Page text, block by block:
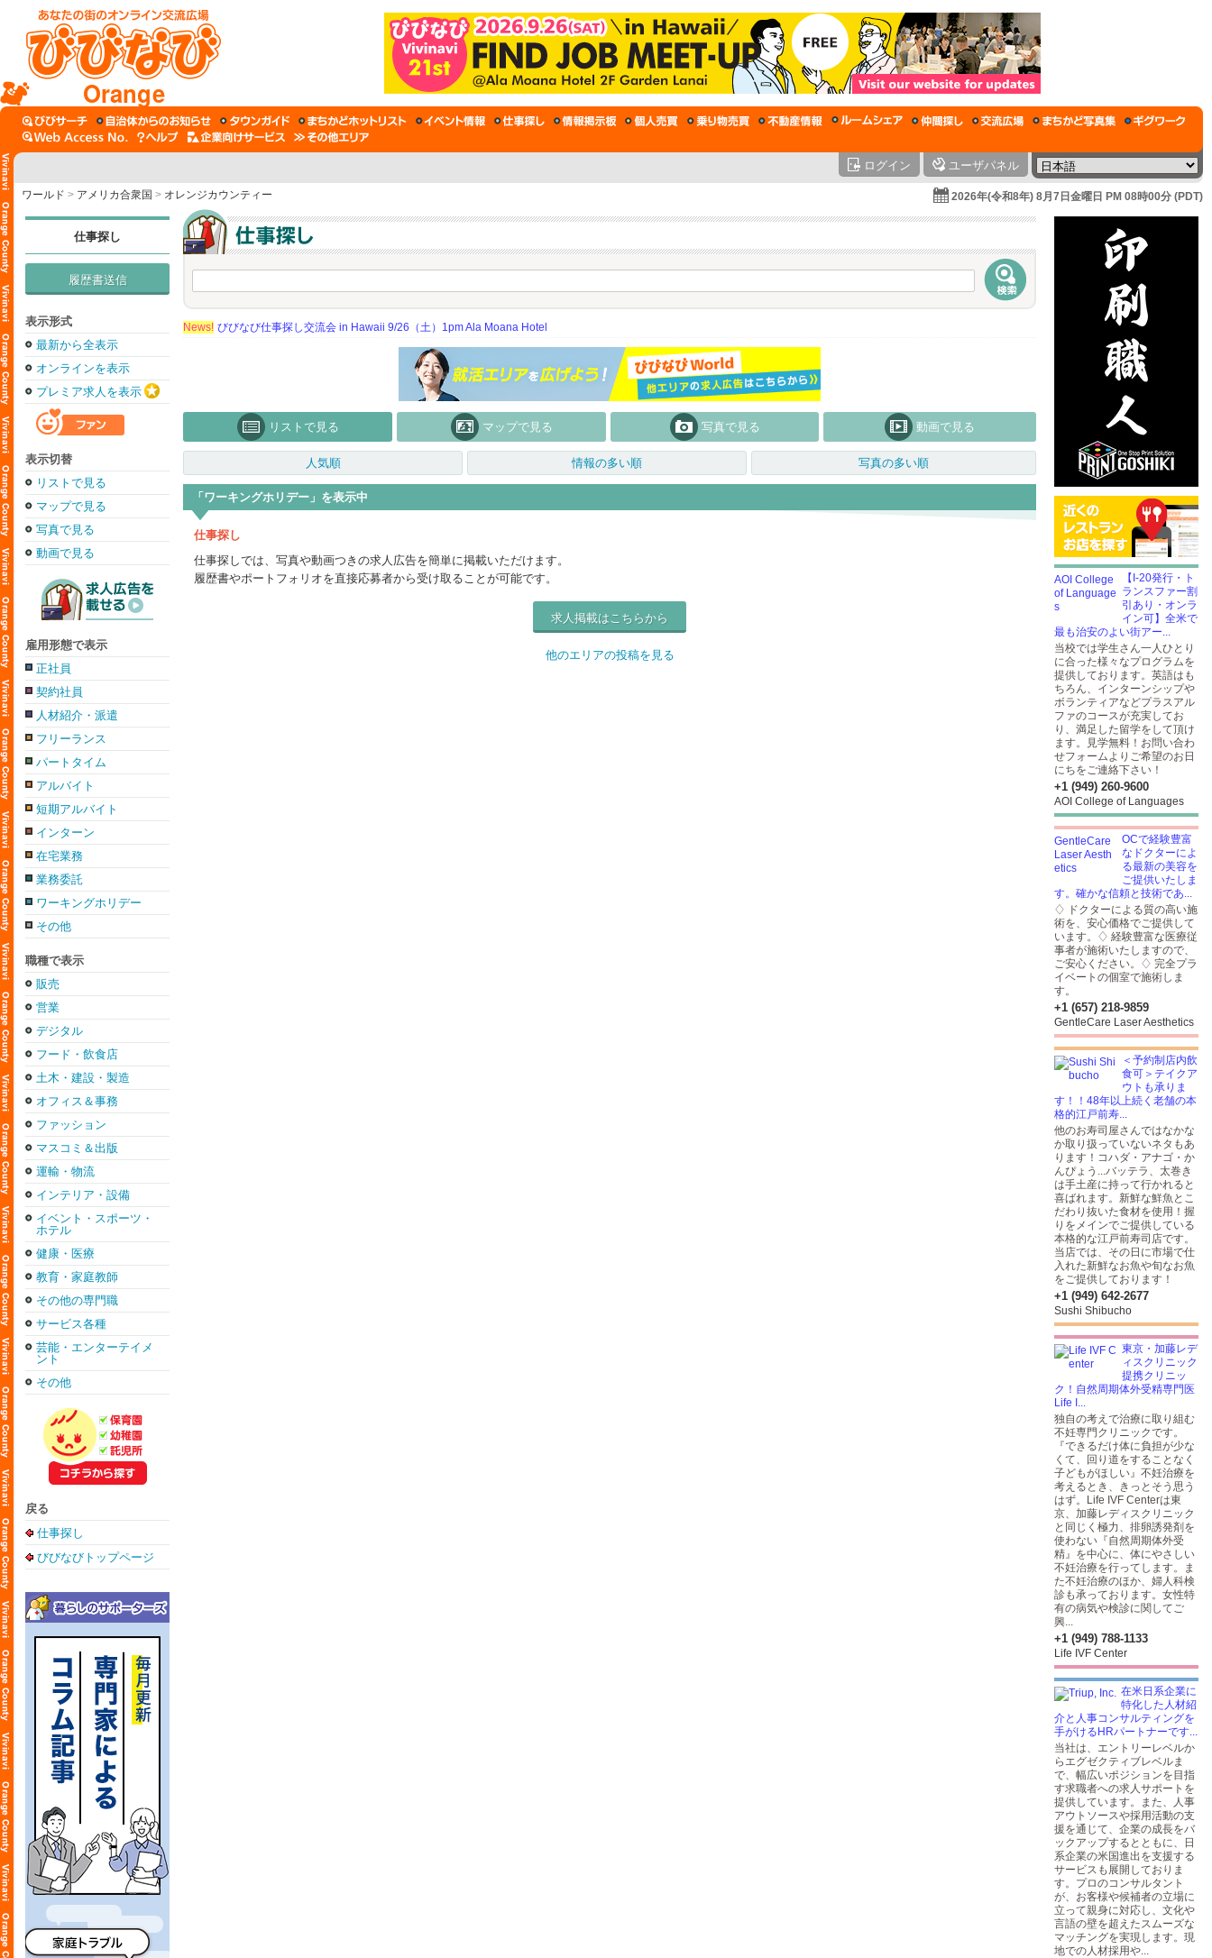
Orange
ログイン ユーザパネル
ワールド > アメリカ合衆国 > オレンジカウンティー 2026年(令和8年) 8月7日金曜日 PM 08時00分 (PDT)
仕事探し
履歴書送信
表示形式
最新から全表示
オンラインを表示
プレミア求人を表示
表示切替
リストで見る
マップで見る
写真で見る
動画で見る
雇用形態で表示
正社員
契約社員
人材紹介・派遣
フリーランス
パートタイム
アルバイト
短期アルバイト
インターン
在宅業務
業務委託
ワーキングホリデー
その他
職種で表示
販売
営業
デジタル
フード・飲食店
土木・建設・製造
オフィス＆事務
ファッション
マスコミ＆出版
運輸・物流
インテリア・設備
イベント・スポーツ・
ホテル
健康・医療
教育・家庭教師
その他の専門職
サービス各種
芸能・エンターテイメ
ント
その他
戻る
仕事探し
びびなびトップページ
News! びびなび仕事探し交流会 in Hawaii 9/26（土）1pm Ala Moana Hotel
リストで見る マップで見る 写真で見る 動画で見る
人気順 情報の多い順 写真の多い順
「ワーキングホリデー」を表示中
仕事探し
仕事探しでは、写真や動画つきの求人広告を簡単に掲載いただけます。
履歴書やポートフォリオを直接応募者から受け取ることが可能です。
求人掲載はこちらから
他のエリアの投稿を見る
【I-20発行・ト
ランスファー割
引あり・オンラ
イン可】全米で
最も治安のよい街アー...
当校では学生さん一人ひとり
に合った様々なプログラムを
提供しております。英語はも
ちろん、インターンシップや
ボランティアなどプラスアル
ファのコースが充実してお
り、満足した留学をして頂け
ます。見学無料！お問い合わ
せフォームよりご希望のお日
にちをご連絡下さい！
+1 (949) 260-9600
AOI College of Languages
OCで経験豊富
なドクターによ
る最新の美容を
ご提供いたしま
す。確かな信頼と技術であ...
♢ ドクターによる質の高い施
術を、安心価格でご提供して
います。♢ 経験豊富な医療従
事者が施術いたしますので、
ご安心ください。♢ 完全プラ
イベートの個室で施術しま
す。
+1 (657) 218-9859
GentleCare Laser Aesthetics
＜予約制店内飲
食可＞テイクア
ウトも承りま
す！！48年以上続く老舗の本
格的江戸前寿...
他のお寿司屋さんではなかな
か取り扱っていないネタもあ
ります！コハダ・アナゴ・か
んぴょう...バッテラ、太巻き
は手土産に持って行かれると
喜ばれます。新鮮な鮮魚とこ
だわり抜いた食材を使用！握
りをメインでご提供している
本格的な江戸前寿司店です。
当店では、その日に市場で仕
入れた新鮮なお魚や旬なお魚
をご提供しております！
+1 (949) 642-2677
Sushi Shibucho
東京・加藤レデ
ィスクリニック
提携クリニッ
ク！自然周期体外受精専門医
Life I...
独自の考えで治療に取り組む
不妊専門クリニックです。
『できるだけ体に負担が少な
くて、回り道をすることなく
子どもがほしい』不妊治療を
考えるとき、きっとそう思う
はず。Life IVF Centerは東
京、加藤レディスクリニック
と同じく極力、排卵誘発剤を
使わない『自然周期体外受
精』を中心に、体にやさしい
不妊治療を行ってします。ま
た不妊治療のほか、婦人科検
診も承っております。女性特
有の病気や検診に関してご
興...
+1 (949) 788-1133
Life IVF Center
在米日系企業に
特化した人材紹
介と人事コンサルティングを
手がけるHRパートナーです...
当社は、エントリーレベルか
らエグゼクティブレベルま
で、幅広いポジションを目指
す求職者への求人サポートを
提供しています。また、人事
アウトソースや採用活動の支
援を通じて、企業の成長をバ
ックアップするとともに、日
系企業の米国進出を支援する
サービスも展開しておりま
す。プロのコンサルタント
が、お客様や候補者の立場に
立って親身に対応し、文化や
言語の壁を超えたスムーズな
マッチングを実現します。現
地での人材採用や...